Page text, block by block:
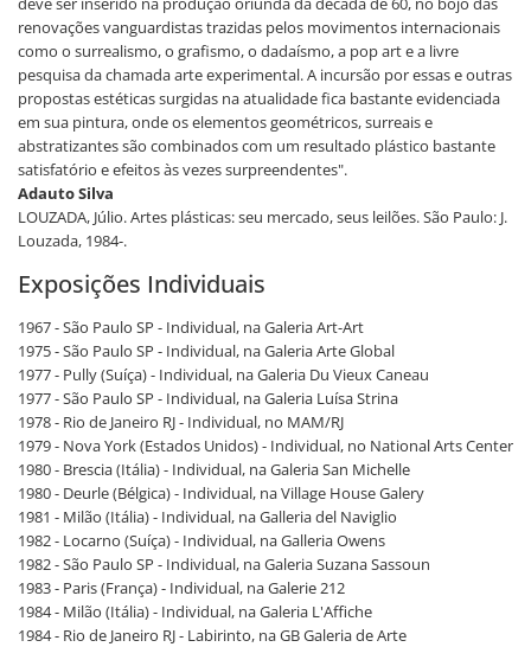
renovações vanguardistas trazidas pelos movimentos internacionais
como o surrealismo, o grafismo, o dadaísmo, a pop art e a livre
pesquisa da chamada arte experimental. A incursão por essas e outras
propostas estéticas surgidas na atualidade fica bastante evidenciada
em sua pintura, onde os elementos geométricos, surreais e
abstratizantes são combinados com um resultado plástico bastante
satisfatório e efeitos às vezes surpreendentes".
Adauto Silva
LOUZADA, Júlio. Artes plásticas: seu mercado, seus leilões. São Paulo: J.
Louzada, 1984-.
Exposições Individuais
1967 - São Paulo SP - Individual, na Galeria Art-Art
1975 - São Paulo SP - Individual, na Galeria Arte Global
1977 - Pully (Suíça) - Individual, na Galeria Du Vieux Caneau
1977 - São Paulo SP - Individual, na Galeria Luísa Strina
1978 - Rio de Janeiro RJ - Individual, no MAM/RJ
1979 - Nova York (Estados Unidos) - Individual, no National Arts Center
1980 - Brescia (Itália) - Individual, na Galeria San Michelle
1980 - Deurle (Bélgica) - Individual, na Village House Galery
1981 - Milão (Itália) - Individual, na Galleria del Naviglio
1982 - Locarno (Suíça) - Individual, na Galleria Owens
1982 - São Paulo SP - Individual, na Galeria Suzana Sassoun
1983 - Paris (França) - Individual, na Galerie 212
1984 - Milão (Itália) - Individual, na Galeria L'Affiche
1984 - Rio de Janeiro RJ - Labirinto, na GB Galeria de Arte